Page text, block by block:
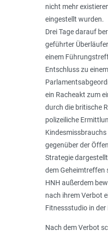
nicht mehr
eingestellt wurden.
Drei Tage darauf
geführter
einem
Entschluss zu
ein Racheakt zum
durch die britische
polizeiliche
gegenüber der
Strategie
dem
HNH außerdem
nach ihrem Verbot
Fitnessstudio in
Nach dem Verbot